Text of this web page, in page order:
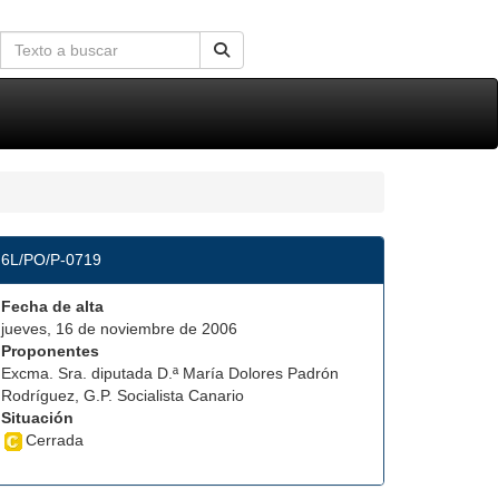
6L/PO/P-0719
Fecha de alta
jueves, 16 de noviembre de 2006
Proponentes
Excma. Sra. diputada D.ª María Dolores Padrón
Rodríguez, G.P. Socialista Canario
Situación
Cerrada